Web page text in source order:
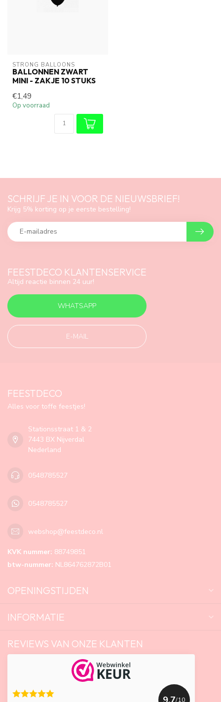
STRONG BALLOONS
BALLONNEN ZWART
MINI - ZAKJE 10 STUKS
€1,49
Op voorraad
FEESTDECO KLANTENSERVICE
Altijd reactie binnen 24 uur!
WHATSAPP
E-MAIL
SCHRIJF JE IN VOOR DE NIEUWSBRIEF!
Krijg 5% korting op je eerste bestelling!
FEESTDECO
Alles voor toffe feestjes!
Stationsstraat 1 & 2
7443 BX Nijverdal
Nederland
0548785527
0548785527
webshop@feestdeco.nl
KVK nummer: 88749851
btw-nummer: NL864762872B01
OPENINGSTIJDEN
INFORMATIE
REVIEWS VAN ONZE KLANTEN
/10